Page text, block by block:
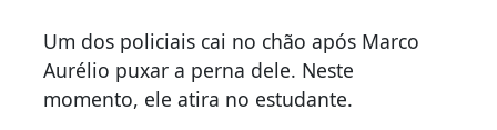
Um dos policiais cai no chão após Marco
Aurélio puxar a perna dele. Neste
momento, ele atira no estudante.